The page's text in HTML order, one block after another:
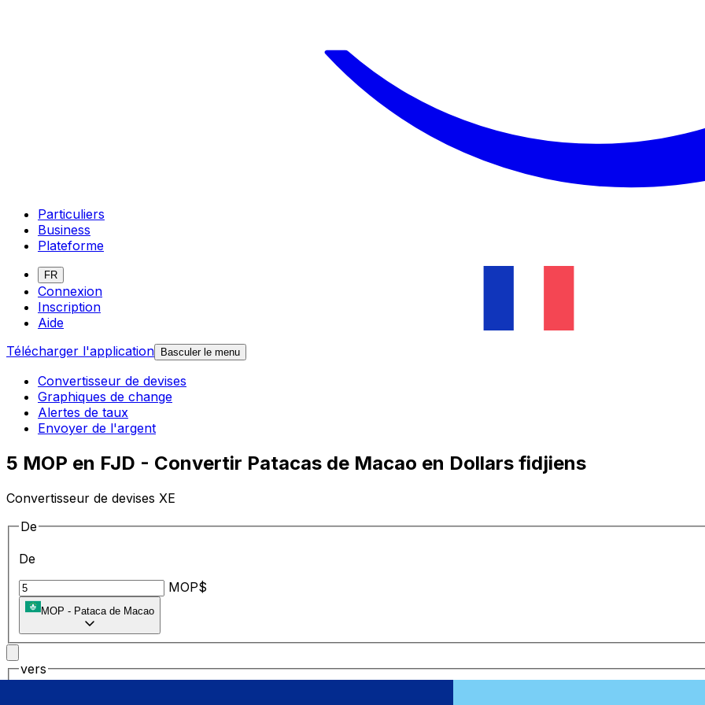
Particuliers
Business
Plateforme
FR
Connexion
Inscription
Aide
Télécharger l'application
Basculer le menu
Convertisseur de devises
Graphiques de change
Alertes de taux
Envoyer de l'argent
5 MOP en FJD - Convertir Patacas de Macao en Dollars fidjiens
Convertisseur de devises XE
De
De
MOP$
MOP - Pataca de Macao
vers